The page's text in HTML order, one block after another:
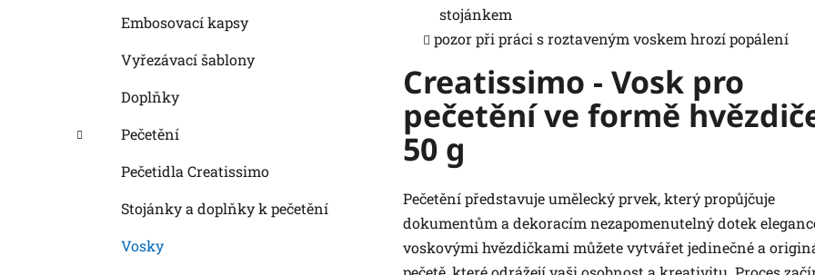
Embosovací kapsy
Vyřezávací šablony
Doplňky
Pečetění
Pečetidla Creatissimo
Stojánky a doplňky k pečetění
Vosky
stojánkem
pozor při práci s roztaveným voskem hrozí popálení
Creatissimo - Vosk pro
pečetění ve formě
50 g
Pečetění představuje umělecký prvek, který propůjčuje
dokumentům a dekoracím nezapomenutelný dotek
voskovými hvězdičkami můžete vytvářet jedinečné a